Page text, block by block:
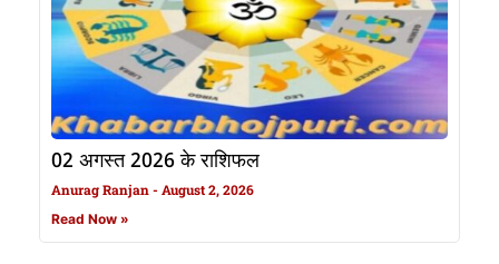
02 अगस्त 2026 के राशिफल
Anurag Ranjan August 2, 2026
Read Now »